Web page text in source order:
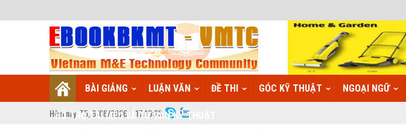
BÀI GIẢNG LUẬN VĂN ĐỀ THI GÓC KỸ THUẬT NGOẠI NGỮ
HỖ TRỢ TÀI LIỆU VÀ TƯ VẤN KỸ THUẬT
Hôm nay: T5, 6/08/2026 17:10:24